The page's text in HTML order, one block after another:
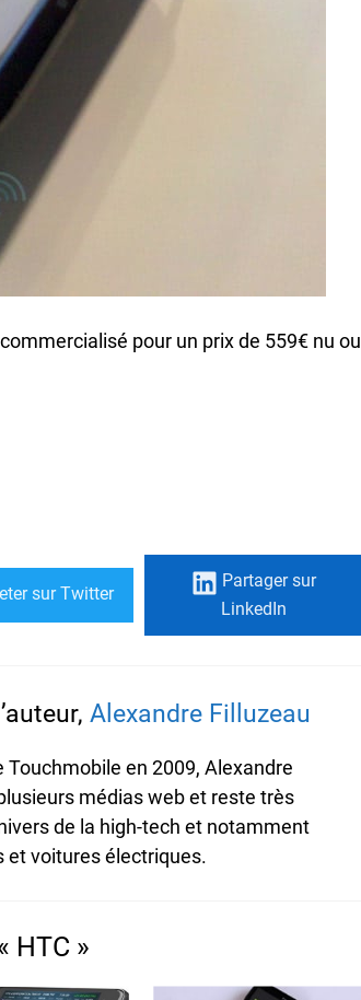
pour un prix de 559€ nu ou
sur Twitter
Partagersur
LinkedIn
Alexandre Filluzeau
Touchmobile en 2009, Alexandre
médias web et reste très
de la high-tech et notamment
et voitures électriques.
HTC »